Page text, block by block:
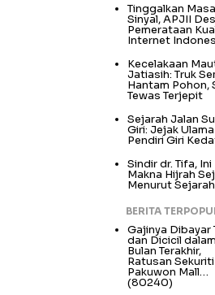
Tinggalkan
Sinyal, APJII
Pemerataan
Internet
Kecelakaan
Jatiasih: Truk
Hantam Pohon,
Tewas Terjepit
Sejarah Jalan
Giri: Jejak Ulama
Pendiri Giri
Sindir dr. Tifa, Ini
Makna Hijrah
Menurut Sejarah
BERITA
Gajinya Dibayar
dan Dicicil
Bulan Terakhir,
Ratusan Sekuriti
Pakuwon Mall…
(80240)